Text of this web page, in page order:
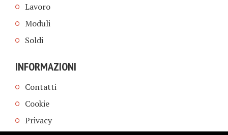
Lavoro
Moduli
Soldi
INFORMAZIONI
Contatti
Cookie
Privacy